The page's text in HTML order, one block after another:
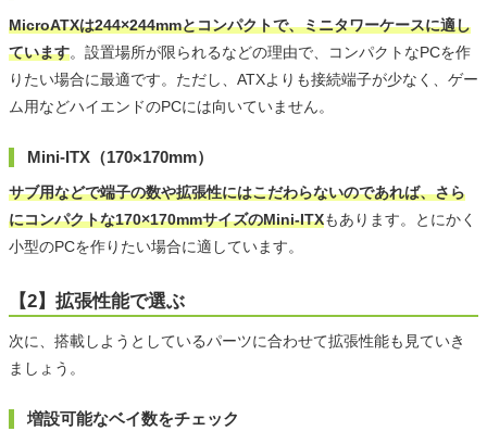
MicroATXは244×244mmとコンパクトで、ミニタワーケースに適し
ています。設置場所が限られるなどの理由で、コンパクトなPCを作
りたい場合に最適です。ただし、ATXよりも接続端子が少なく、ゲー
ム用などハイエンドのPCには向いていません。
Mini-ITX（170×170mm）
サブ用などで端子の数や拡張性にはこだわらないのであれば、さら
にコンパクトな170×170mmサイズのMini-ITXもあります。とにかく
小型のPCを作りたい場合に適しています。
【2】拡張性能で選ぶ
次に、搭載しようとしているパーツに合わせて拡張性能も見ていき
ましょう。
増設可能なベイ数をチェック